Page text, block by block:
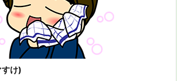
け)